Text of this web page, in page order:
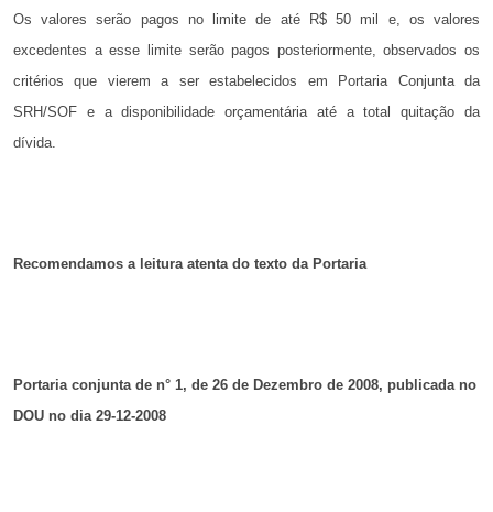
Os valores serão pagos no limite de até R$ 50 mil e, os valores
excedentes a esse limite serão pagos posteriormente, observados os
critérios que vierem a ser estabelecidos em Portaria Conjunta da
SRH/SOF e a disponibilidade orçamentária até a total quitação da
dívida.
Recomendamos a leitura atenta do texto da Portaria
Portaria conjunta de n° 1, de 26 de Dezembro de 2008, publicada no
DOU no dia 29-12-2008